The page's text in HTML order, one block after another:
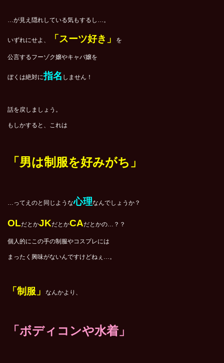
…が見え隠れしている気もするし…。
いずれにせよ、 「スーツ好き」 を
公言するフーゾク嬢やキャバ嬢を
ぼくは絶対に指名 しません！
話を戻しましょう。
もしかすると、これは
「男は制服を好みがち」
…ってえのと同じような心理なんでしょうか？
OLだとかJKだとかCAだとかの…？？
個人的にこの手の制服やコスプレには
まったく興味がないんですけどねぇ…。
「制服」 なんかより、
「ボディコンや水着 」